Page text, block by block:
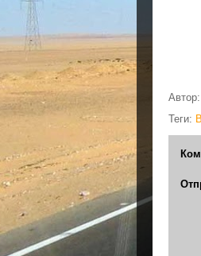
Автор:
Теги: